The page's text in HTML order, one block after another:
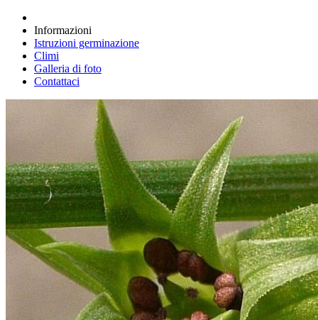
Informazioni
Istruzioni germinazione
Climi
Galleria di foto
Contattaci